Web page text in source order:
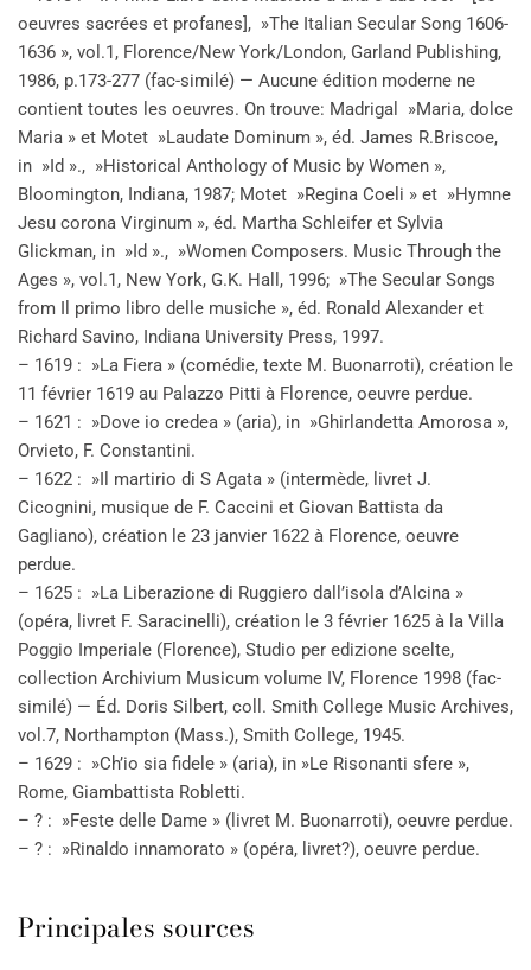
oeuvres sacrées et profanes], »The Italian Secular Song 1606-
1636 », vol.1, Florence/New York/London, Garland Publishing,
1986, p.173-277 (fac-similé) — Aucune édition moderne ne
contient toutes les oeuvres. On trouve: Madrigal »Maria, dolce
Maria » et Motet »Laudate Dominum », éd. James R.Briscoe,
in »Id »., »Historical Anthology of Music by Women »,
Bloomington, Indiana, 1987; Motet »Regina Coeli » et »Hymne
Jesu corona Virginum », éd. Martha Schleifer et Sylvia
Glickman, in »Id »., »Women Composers. Music Through the
Ages », vol.1, New York, G.K. Hall, 1996; »The Secular Songs
from Il primo libro delle musiche », éd. Ronald Alexander et
Richard Savino, Indiana University Press, 1997.
– 1619 : »La Fiera » (comédie, texte M. Buonarroti), création le
11 février 1619 au Palazzo Pitti à Florence, oeuvre perdue.
– 1621 : »Dove io credea » (aria), in »Ghirlandetta Amorosa »,
Orvieto, F. Constantini.
– 1622 : »Il martirio di S Agata » (intermède, livret J.
Cicognini, musique de F. Caccini et Giovan Battista da
Gagliano), création le 23 janvier 1622 à Florence, oeuvre
perdue.
– 1625 : »La Liberazione di Ruggiero dall’isola d’Alcina »
(opéra, livret F. Saracinelli), création le 3 février 1625 à la Villa
Poggio Imperiale (Florence), Studio per edizione scelte,
collection Archivium Musicum volume IV, Florence 1998 (fac-
similé) — Éd. Doris Silbert, coll. Smith College Music Archives,
vol.7, Northampton (Mass.), Smith College, 1945.
– 1629 : »Ch’io sia fidele » (aria), in »Le Risonanti sfere »,
Rome, Giambattista Robletti.
– ? : »Feste delle Dame » (livret M. Buonarroti), oeuvre perdue.
– ? : »Rinaldo innamorato » (opéra, livret?), oeuvre perdue.
Principales sources